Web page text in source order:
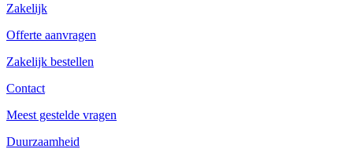
Zakelijk
Offerte aanvragen
Zakelijk bestellen
Contact
Meest gestelde vragen
Duurzaamheid